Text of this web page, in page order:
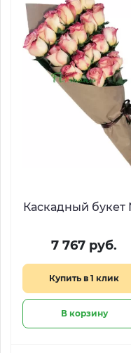
Каскадный букет
7 767 руб.
Купить в 1 клик
В корзину